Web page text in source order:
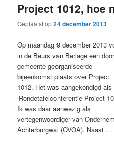
Project 1012, hoe
Geplaatst op24 december 2013
Op maandag 9 december 2013
in de Beurs van Berlage een
gemeente georganiseerde
bijeenkomst plaats over Project
1012. Het was aangekondigd als
‘Rondetafelconferentie Project
Ik was daar aanwezig als
vertegenwoordiger van
Achterburgwal (OVOA). Naast …